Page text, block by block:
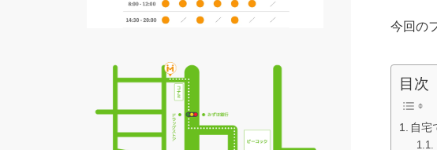
今回の
目次
自宅